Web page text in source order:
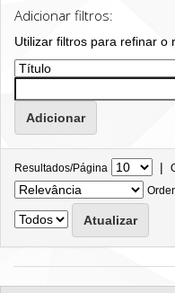
Adicionar filtros:
Utilizar filtros para refinar o
Resultados/Página |